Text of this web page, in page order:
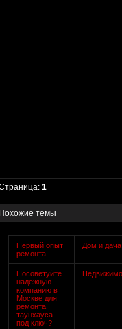
1
Похожие темы
Первый опыт
ремонта
Дом и дача
Посоветуйте
надежную
компанию в
Москве для
ремонта
таунхауса
под ключ?